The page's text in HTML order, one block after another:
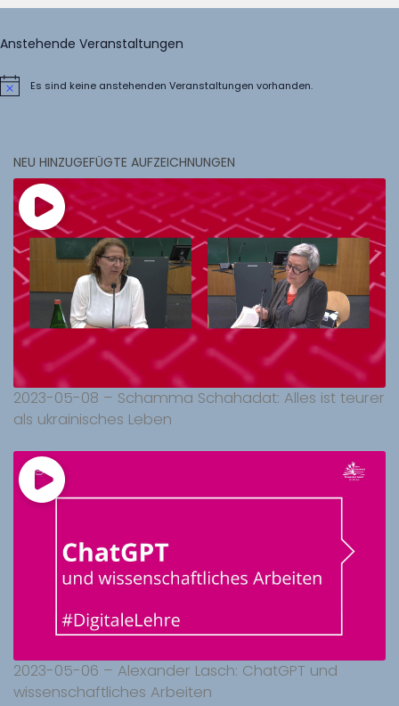
Anstehende Veranstaltungen
HinweisEs sind keine anstehenden Veranstaltungen vorhanden.
NEU HINZUGEFÜGTE AUFZEICHNUNGEN
2023-05-08 – Schamma Schahadat: Alles ist teurer
als ukrainisches Leben
2023-05-06 – Alexander Lasch: ChatGPT und
wissenschaftliches Arbeiten